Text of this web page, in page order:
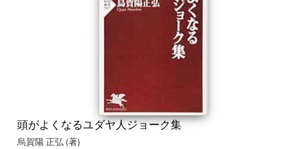
頭がよくなるユダヤ人ジョーク集
烏賀陽 正弘 (著)